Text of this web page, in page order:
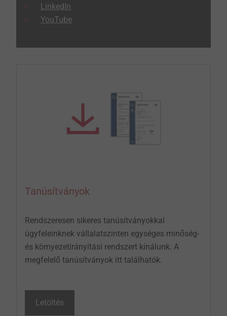
LinkedIn
YouTube
Tanúsítványok
Rendszeresen sikeres tanúsítványokkal
ügyfeleinknek vállalatszinten egységes minőség-
és környezetirányítási rendszert kínálunk. A
megfelelő tanúsítványok itt találhatók.
Letöltés